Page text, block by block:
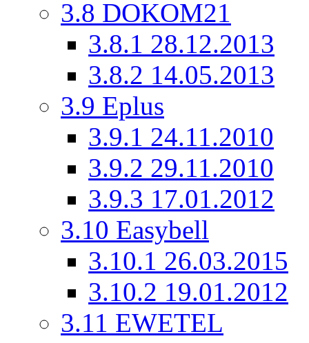
3.8 DOKOM21
3.8.1 28.12.2013
3.8.2 14.05.2013
3.9 Eplus
3.9.1 24.11.2010
3.9.2 29.11.2010
3.9.3 17.01.2012
3.10 Easybell
3.10.1 26.03.2015
3.10.2 19.01.2012
3.11 EWETEL